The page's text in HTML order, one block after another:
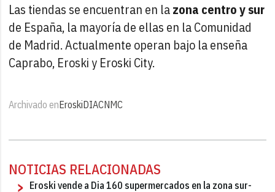
Las tiendas se encuentran en lazona centro y sur
de España, la mayoría de ellas en la Comunidad
de Madrid. Actualmente operan bajo la enseña
Caprabo, Eroski y Eroski City.
Archivado enEroskiDIACNMC
NOTICIAS RELACIONADAS
Eroski vende a Dia 160 supermercados en la zona sur-